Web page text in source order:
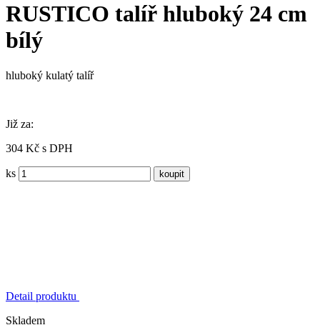
RUSTICO talíř hluboký 24 cm
bílý
hluboký kulatý talíř
Již za:
304 Kč s DPH
ks
Detail produktu
Skladem